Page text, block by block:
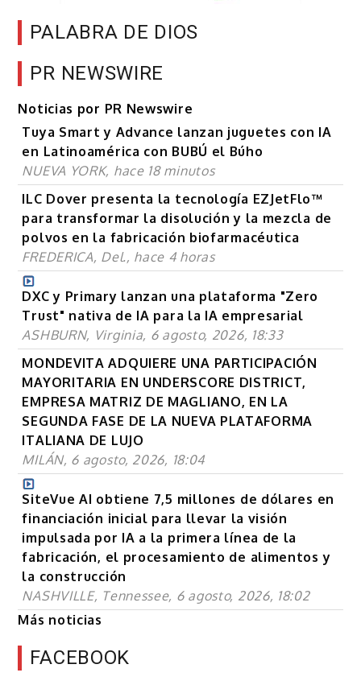
PALABRA DE DIOS
PR NEWSWIRE
Noticias por PR Newswire
Tuya Smart y Advance lanzan juguetes con IA
en Latinoamérica con BUBÚ el Búho
NUEVA YORK, hace 18 minutos
ILC Dover presenta la tecnología EZJetFlo™
para transformar la disolución y la mezcla de
polvos en la fabricación biofarmacéutica
FREDERICA, Del., hace 4 horas
DXC y Primary lanzan una plataforma "Zero
Trust" nativa de IA para la IA empresarial
ASHBURN, Virginia, 6 agosto, 2026, 18:33
MONDEVITA ADQUIERE UNA PARTICIPACIÓN
MAYORITARIA EN UNDERSCORE DISTRICT,
EMPRESA MATRIZ DE MAGLIANO, EN LA
SEGUNDA FASE DE LA NUEVA PLATAFORMA
ITALIANA DE LUJO
MILÁN, 6 agosto, 2026, 18:04
SiteVue AI obtiene 7,5 millones de dólares en
financiación inicial para llevar la visión
impulsada por IA a la primera línea de la
fabricación, el procesamiento de alimentos y
la construcción
NASHVILLE, Tennessee, 6 agosto, 2026, 18:02
Más noticias
FACEBOOK